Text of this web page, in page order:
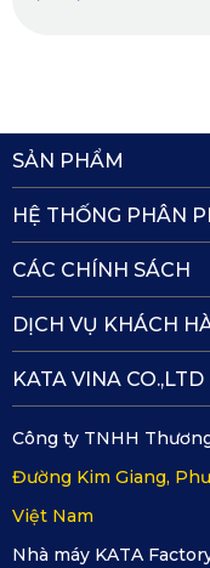
khăn ẩm, máy hút
Chọn nhà cung
Ngoài các tiêu chí
sàn ô tô Mercedes-
lượng sản phẩm. Tại
được sản phẩm
chất lượng và an toàn
SẢN PHẨM
HỆ THỐNG PHÂN
CÁC CHÍNH SÁCH
DỊCH VỤ KHÁCH
KATA VINA CO.,LTD
Công ty TNHH
Đường Kim Giang,
Việt Nam
Nhà máy KATA